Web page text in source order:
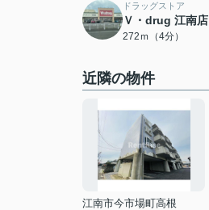
ドラッグストア
Ｖ・drug 江南店
272ｍ（4分）
近隣の物件
江南市今市場町高根